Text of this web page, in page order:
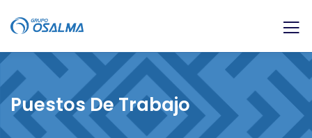
Puestos De Trabajo